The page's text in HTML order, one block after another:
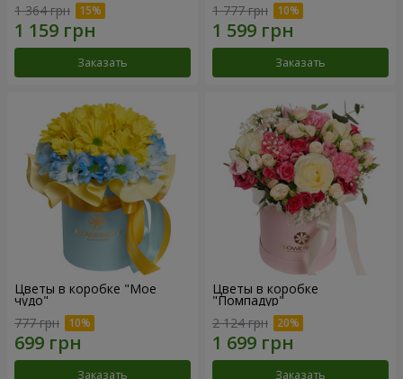
1 364 грн
Заказать
1 777 грн
Заказать
Цветы в коробке "Мое
чудо"
777 грн
Заказать
Цветы в коробке
"Помпадур"
2 124 грн
Заказать